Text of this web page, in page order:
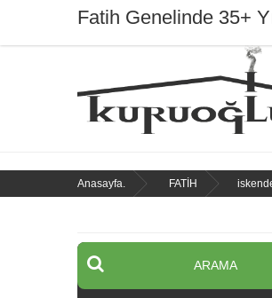
Fatih Genelinde 35+
Anasayfa. FATİH
ARAMA